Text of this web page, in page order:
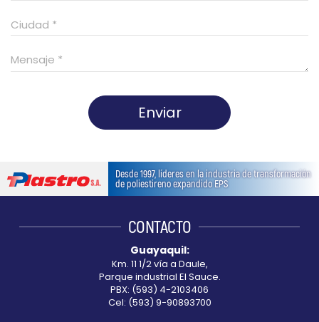
Enviar
should
be
blank
Desde 1997, líderes en la industria de transformación
de poliestireno expandido EPS
CONTACTO
Guayaquil:
Km. 11 1/2 vía a Daule,
Parque industrial El Sauce.
PBX: (593) 4-2103406
Cel: (593) 9-90893700